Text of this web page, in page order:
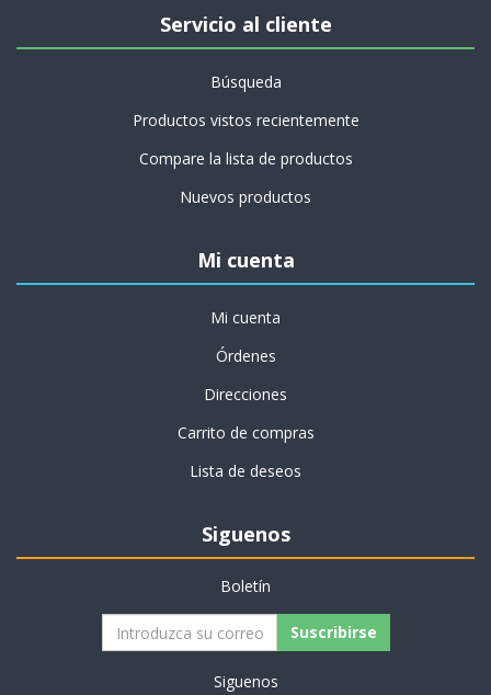
Servicio al cliente
Búsqueda
Productos vistos recientemente
Compare la lista de productos
Nuevos productos
Mi cuenta
Mi cuenta
Órdenes
Direcciones
Carrito de compras
Lista de deseos
Siguenos
Boletín
Suscribirse
Siguenos